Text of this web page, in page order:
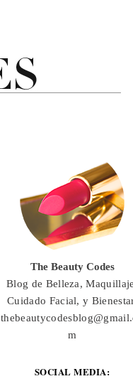
The Beauty Codes
Blog de Belleza,
Cuidado Facial, y
m
SOCIAL MEDIA: